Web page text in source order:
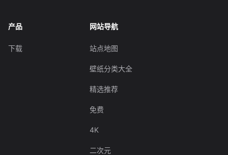
产品
下载
网站导航
站点地图
壁纸分类大全
精选推荐
免费
4K
二次元